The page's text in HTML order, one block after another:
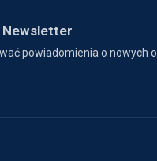
Newsletter
powiadomienia o nowych